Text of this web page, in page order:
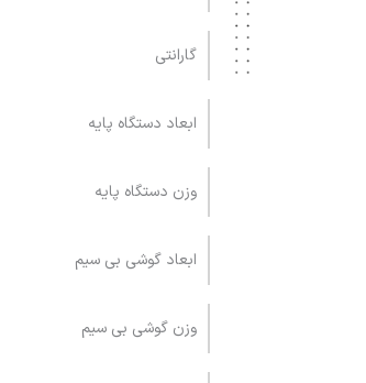
گارانتی
ابعاد دستگاه پایه
وزن دستگاه پایه
ابعاد گوشی بی سیم
وزن گوشی بی سیم